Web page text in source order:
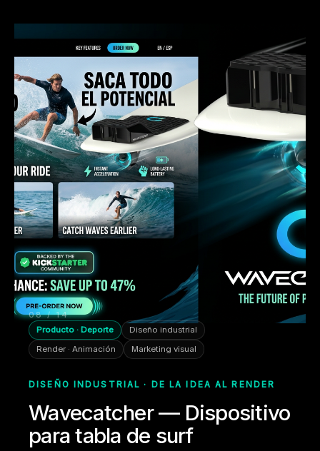
08 / 14
Producto · Deporte
Diseño industrial
Render · Animación
Marketing visual
DISEÑO INDUSTRIAL · DE LA IDEA AL RENDER
Wavecatcher — Dispositivo
para tabla de surf